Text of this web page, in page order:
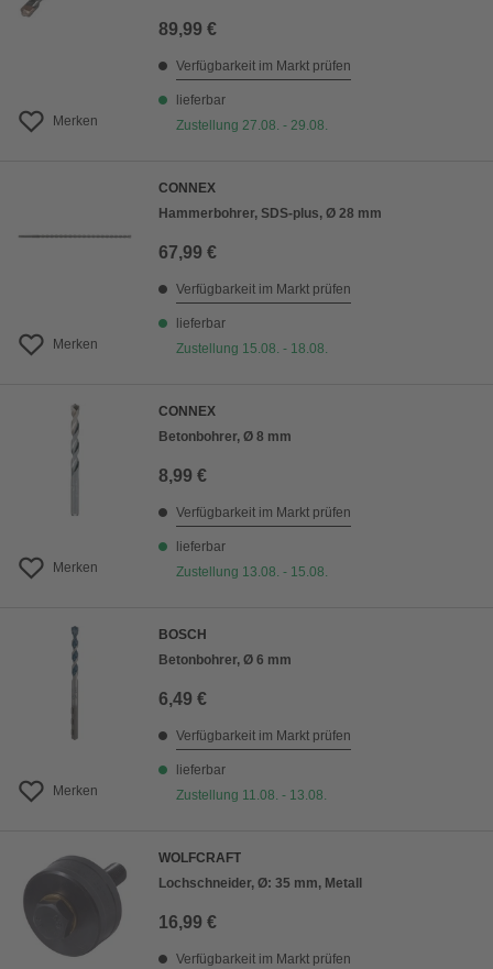
Merken
89,99 €
Verfügbarkeit im Markt prüfen
lieferbar
Zustellung 27.08. - 29.08.
Merken
CONNEX
Hammerbohrer, SDS-plus, Ø 28 mm
67,99 €
Verfügbarkeit im Markt prüfen
lieferbar
Zustellung 15.08. - 18.08.
Merken
CONNEX
Betonbohrer, Ø 8 mm
8,99 €
Verfügbarkeit im Markt prüfen
lieferbar
Zustellung 13.08. - 15.08.
Merken
BOSCH
Betonbohrer, Ø 6 mm
6,49 €
Verfügbarkeit im Markt prüfen
lieferbar
Zustellung 11.08. - 13.08.
WOLFCRAFT
Lochschneider, Ø: 35 mm, Metall
16,99 €
Verfügbarkeit im Markt prüfen